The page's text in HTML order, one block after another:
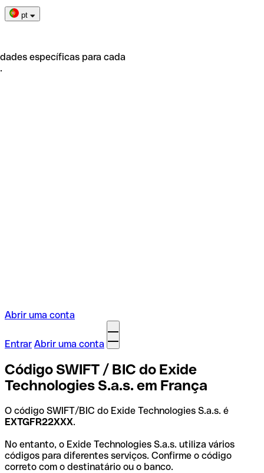
pt
específicas para cada
Abrir uma conta
Entrar Abrir uma conta
Código SWIFT / BIC do Exide
Technologies S.a.s. em França
O código SWIFT/BIC do Exide Technologies S.a.s. é
EXTGFR22XXX.
No entanto, o Exide Technologies S.a.s. utiliza vários
códigos para diferentes serviços. Confirme o código
correto com o destinatário ou o banco.